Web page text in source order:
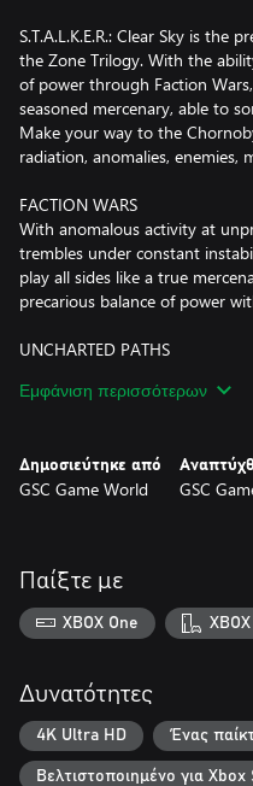
S.T.A.L.K.E.R.: Clear Sky is the
the Zone Trilogy. With the
of power through Faction
seasoned mercenary, able to
Make your way to the
radiation, anomalies, enemies,
FACTION WARS
With anomalous activity at
trembles under constant
play all sides like a true
precarious balance of power
UNCHARTED PATHS
in Swamps, Lymansk, the Red
UNVEIL THE MYSTERIES OF
Unravel the deeper secrets
stage for future events,
legendary locations as they once
Good Hunting, stalker.
Εμφάνιση περισσότερων
Δημοσιεύτηκε από
GSC Game World GSC
Παίξτε με
XBOX One
Δυνατότητες
4K Ultra HD Ένας
Βελτιστοποιημένο για